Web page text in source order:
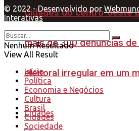
Cidades do centro-oeste
mais de 300 denúncias
eleitoral irregular em um
Cidades
© 2022 - Desenvolvido por
Interativas
Nenhum Resultado
View All Result
Início
Política
Economia e Negócios
Cultura
Brasil
Cidades
Sociedade